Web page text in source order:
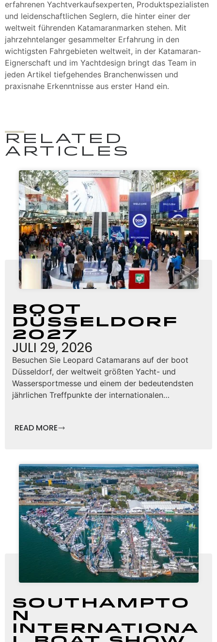
erfahrenen Yachtverkaufsexperten, Produktspezialisten
und leidenschaftlichen Seglern, die hinter einer der
weltweit führenden Katamaranmarken stehen. Mit
jahrzehntelanger gesammelter Erfahrung in den
wichtigsten Fahrgebieten weltweit, in der Katamaran-
Eignerschaft und im Yachtdesign bringt das Team in
jeden Artikel tiefgehendes Branchenwissen und
praxisnahe Erkenntnisse aus erster Hand ein.
RELATED
ARTICLES
boot
Düsseldorf
2027
JULI 29, 2026
Besuchen Sie Leopard Catamarans auf der boot
Düsseldorf, der weltweit größten Yacht- und
Wassersportmesse und einem der bedeutendsten
jährlichen Treffpunkte der internationalen…
READ MORE
Southampto
n
Internationa